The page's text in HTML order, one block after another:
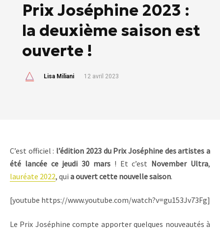
Prix Joséphine 2023 :
la deuxième saison est
ouverte !
Lisa Miliani 12 avril 2023
C’est officiel : l’édition 2023 du Prix Joséphine des artistes a
été lancée ce jeudi 30 mars ! Et c’est November Ultra,
lauréate 2022, qui a ouvert cette nouvelle saison.
[youtube https://www.youtube.com/watch?v=gu153Jv73Fg]
Le Prix Joséphine compte apporter quelques nouveautés à